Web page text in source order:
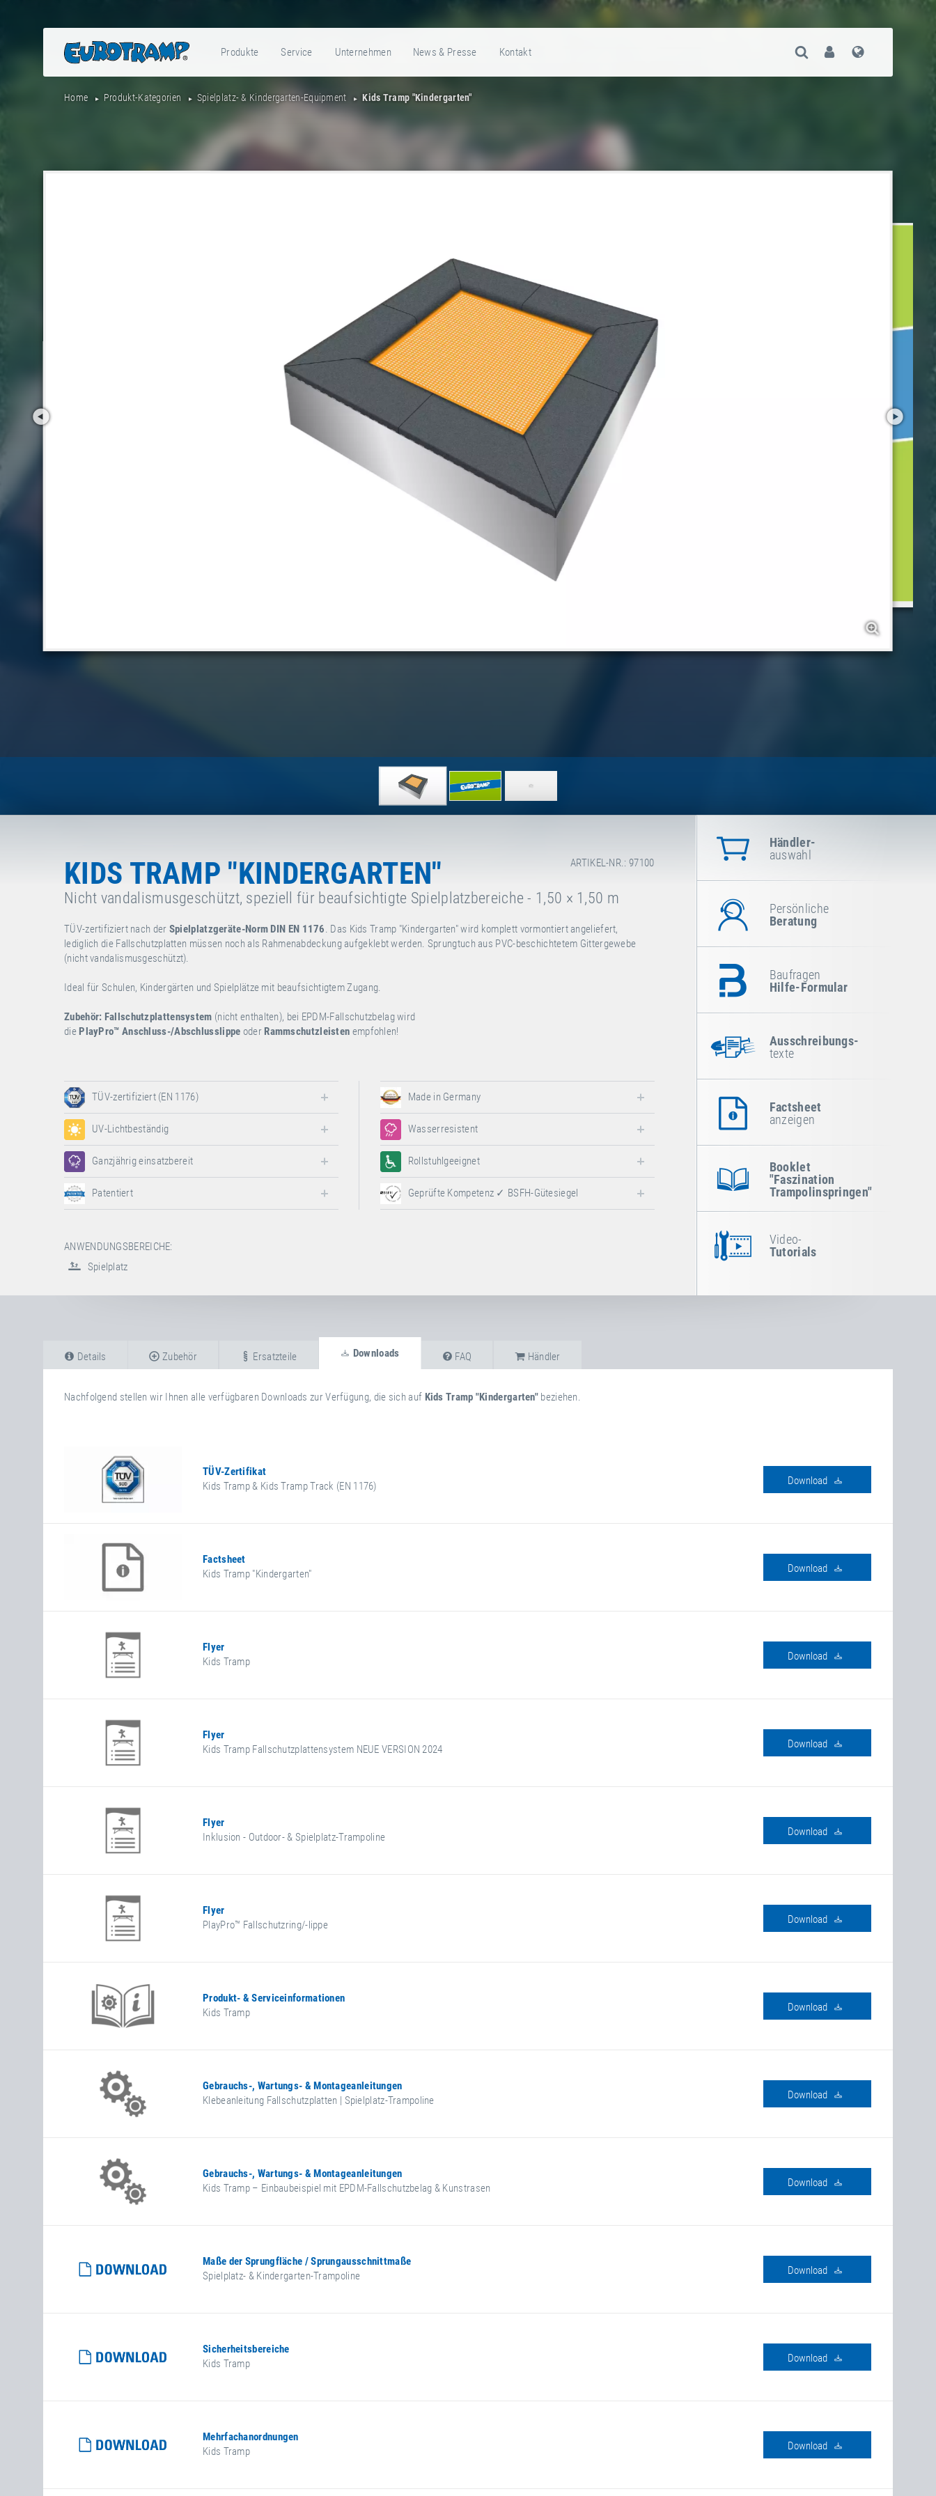
Produkte Service Unternehmen News & Presse Kontakt Suche Öffnen
User
Home Produkt-Kategorien Spielplatz- & Kindergarten-Equipment Kids Tramp "Kindergarten"
ARTIKEL-NR.: 97100
KIDS TRAMP "KINDERGARTEN"
Nicht vandalismusgeschützt, speziell für beaufsichtigte Spielplatzbereiche - 1,50 × 1,50 m
TÜV-zertifiziert nach der Spielplatzgeräte-Norm DIN EN 1176. Das Kids Tramp "Kindergarten" wird komplett vormontiert angeliefert,
lediglich die Fallschutzplatten müssen noch als Rahmenabdeckung aufgeklebt werden. Sprungtuch aus PVC-beschichtetem Gittergewebe
(nicht vandalismusgeschützt).
Ideal für Schulen, Kindergärten und Spielplätze mit beaufsichtigtem Zugang.
Zubehör: Fallschutzplattensystem (nicht enthalten), bei EPDM-Fallschutzbelag wird
die PlayPro™ Anschluss-/Abschlusslippe oder Rammschutzleisten empfohlen!
TÜV-zertifiziert (EN 1176)
UV-Lichtbeständig
Ganzjährig einsatzbereit
Patentiert
Made in Germany
Wasserresistent
Rollstuhlgeeignet
Geprüfte Kompetenz ✓ BSFH-Gütesiegel
ANWENDUNGSBEREICHE:
Spielplatz
Händler-
auswahl
Persönliche
Beratung
Baufragen
Hilfe-Formular
Ausschreibungs-
texte
Factsheet
anzeigen
Booklet
"Faszination
Trampolinspringen"
Video-
Tutorials
Details Zubehör Ersatzteile Downloads
Nachfolgend stellen wir Ihnen alle verfügbaren Downloads zur Verfügung, die sich auf Kids Tramp "Kindergarten" beziehen.
TÜV-Zertifikat
Kids Tramp & Kids Tramp Track (EN 1176)
Download
Factsheet
Kids Tramp "Kindergarten"
Download
Flyer
Kids Tramp
Download
Flyer
Kids Tramp Fallschutzplattensystem NEUE VERSION 2024
Download
Flyer
Inklusion - Outdoor- & Spielplatz-Trampoline
Download
Flyer
PlayPro™ Fallschutzring/-lippe
Download
Produkt- & Serviceinformationen
Kids Tramp
Download
Gebrauchs-, Wartungs- & Montageanleitungen
Klebeanleitung Fallschutzplatten | Spielplatz-Trampoline
Download
Gebrauchs-, Wartungs- & Montageanleitungen
Kids Tramp – Einbaubeispiel mit EPDM-Fallschutzbelag & Kunstrasen
Download
Maße der Sprungfläche / Sprungausschnittmaße
Spielplatz- & Kindergarten-Trampoline
Download
Sicherheitsbereiche
Kids Tramp
Download
Mehrfachanordnungen
Kids Tramp
Download
FAQ Händler